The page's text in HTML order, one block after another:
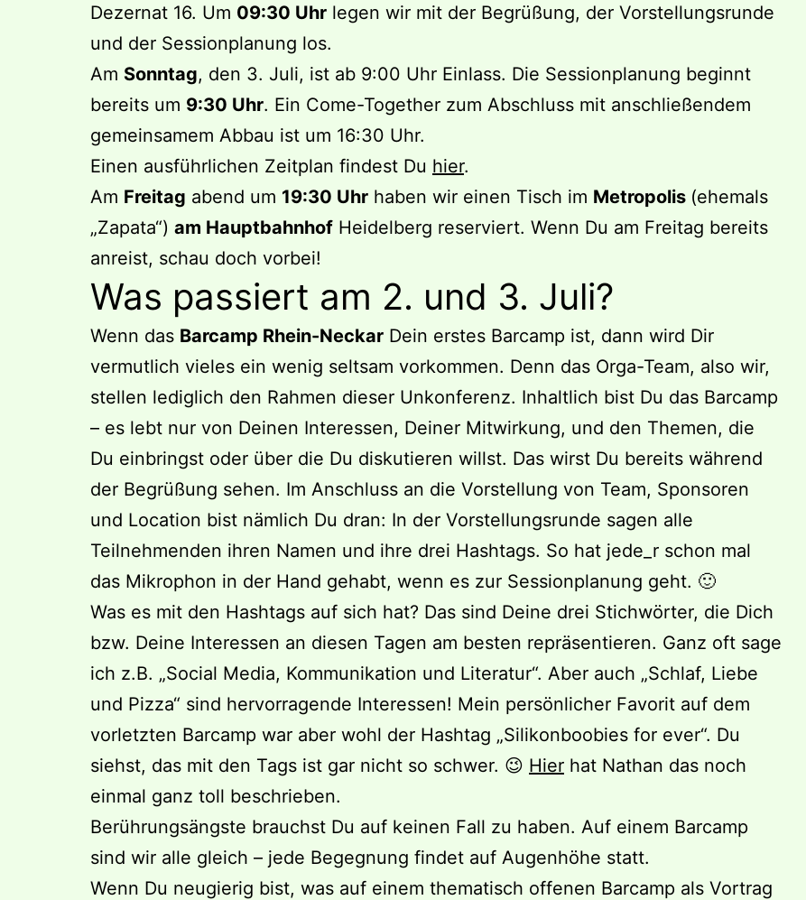
Dezernat 16. Um 09:30 Uhr legen wir mit der Begrüßung, der Vorstellungsrunde
und der Sessionplanung los.
Am Sonntag, den 3. Juli, ist ab 9:00 Uhr Einlass. Die Sessionplanung beginnt
bereits um 9:30 Uhr. Ein Come-Together zum Abschluss mit anschließendem
gemeinsamem Abbau ist um 16:30 Uhr.
Einen ausführlichen Zeitplan findest Du hier.
Am Freitag abend um 19:30 Uhr haben wir einen Tisch im Metropolis (ehemals
„Zapata“) am Hauptbahnhof Heidelberg reserviert. Wenn Du am Freitag bereits
anreist, schau doch vorbei!
Was passiert am 2. und 3. Juli?
Wenn das Barcamp Rhein-Neckar Dein erstes Barcamp ist, dann wird Dir
vermutlich vieles ein wenig seltsam vorkommen. Denn das Orga-Team, also wir,
stellen lediglich den Rahmen dieser Unkonferenz. Inhaltlich bist Du das Barcamp
– es lebt nur von Deinen Interessen, Deiner Mitwirkung, und den Themen, die
Du einbringst oder über die Du diskutieren willst. Das wirst Du bereits während
der Begrüßung sehen. Im Anschluss an die Vorstellung von Team, Sponsoren
und Location bist nämlich Du dran: In der Vorstellungsrunde sagen alle
Teilnehmenden ihren Namen und ihre drei Hashtags. So hat jede_r schon mal
das Mikrophon in der Hand gehabt, wenn es zur Sessionplanung geht. 🙂
Was es mit den Hashtags auf sich hat? Das sind Deine drei Stichwörter, die Dich
bzw. Deine Interessen an diesen Tagen am besten repräsentieren. Ganz oft sage
ich z.B. „Social Media, Kommunikation und Literatur“. Aber auch „Schlaf, Liebe
und Pizza“ sind hervorragende Interessen! Mein persönlicher Favorit auf dem
vorletzten Barcamp war aber wohl der Hashtag „Silikonboobies for ever“. Du
siehst, das mit den Tags ist gar nicht so schwer. 😉 Hier hat Nathan das noch
einmal ganz toll beschrieben.
Berührungsängste brauchst Du auf keinen Fall zu haben. Auf einem Barcamp
sind wir alle gleich – jede Begegnung findet auf Augenhöhe statt.
Wenn Du neugierig bist, was auf einem thematisch offenen Barcamp als Vortrag